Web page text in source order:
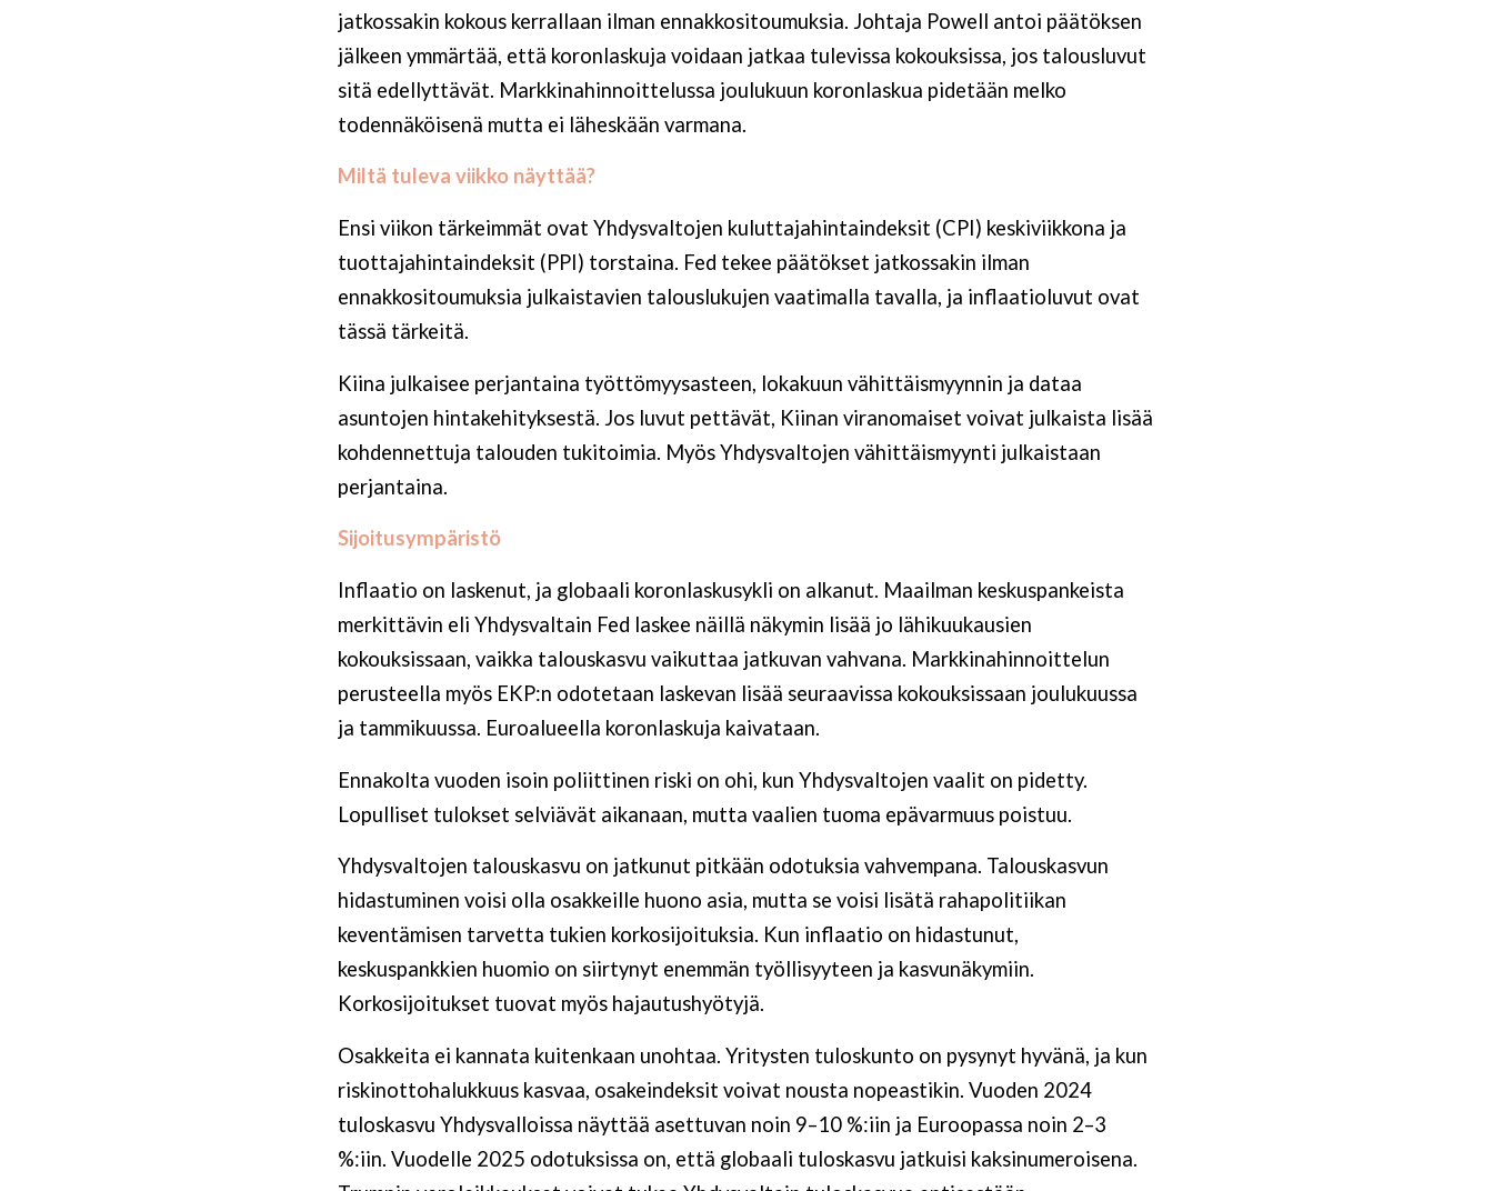
jatkossakin kokous kerrallaan ilman ennakkositoumuksia. Johtaja Powell antoi päätöksen
jälkeen ymmärtää, että koronlaskuja voidaan jatkaa tulevissa kokouksissa, jos talousluvut
sitä edellyttävät. Markkinahinnoittelussa joulukuun koronlaskua pidetään melko
todennäköisenä mutta ei läheskään varmana.
Miltä tuleva viikko näyttää?
Ensi viikon tärkeimmät ovat Yhdysvaltojen kuluttajahintaindeksit (CPI) keskiviikkona ja
tuottajahintaindeksit (PPI) torstaina. Fed tekee päätökset jatkossakin ilman
ennakkositoumuksia julkaistavien talouslukujen vaatimalla tavalla, ja inflaatioluvut ovat
tässä tärkeitä.
Kiina julkaisee perjantaina työttömyysasteen, lokakuun vähittäismyynnin ja dataa
asuntojen hintakehityksestä. Jos luvut pettävät, Kiinan viranomaiset voivat julkaista lisää
kohdennettuja talouden tukitoimia. Myös Yhdysvaltojen vähittäismyynti julkaistaan
perjantaina.
Sijoitusympäristö
Inflaatio on laskenut, ja globaali koronlaskusykli on alkanut. Maailman keskuspankeista
merkittävin eli Yhdysvaltain Fed laskee näillä näkymin lisää jo lähikuukausien
kokouksissaan, vaikka talouskasvu vaikuttaa jatkuvan vahvana. Markkinahinnoittelun
perusteella myös EKP:n odotetaan laskevan lisää seuraavissa kokouksissaan joulukuussa
ja tammikuussa. Euroalueella koronlaskuja kaivataan.
Ennakolta vuoden isoin poliittinen riski on ohi, kun Yhdysvaltojen vaalit on pidetty.
Lopulliset tulokset selviävät aikanaan, mutta vaalien tuoma epävarmuus poistuu.
Yhdysvaltojen talouskasvu on jatkunut pitkään odotuksia vahvempana. Talouskasvun
hidastuminen voisi olla osakkeille huono asia, mutta se voisi lisätä rahapolitiikan
keventämisen tarvetta tukien korkosijoituksia. Kun inflaatio on hidastunut,
keskuspankkien huomio on siirtynyt enemmän työllisyyteen ja kasvunäkymiin.
Korkosijoitukset tuovat myös hajautushyötyjä.
Osakkeita ei kannata kuitenkaan unohtaa. Yritysten tuloskunto on pysynyt hyvänä, ja kun
riskinottohalukkuus kasvaa, osakeindeksit voivat nousta nopeastikin. Vuoden 2024
tuloskasvu Yhdysvalloissa näyttää asettuvan noin 9–10 %:iin ja Euroopassa noin 2–3
%:iin. Vuodelle 2025 odotuksissa on, että globaali tuloskasvu jatkuisi kaksinumeroisena.